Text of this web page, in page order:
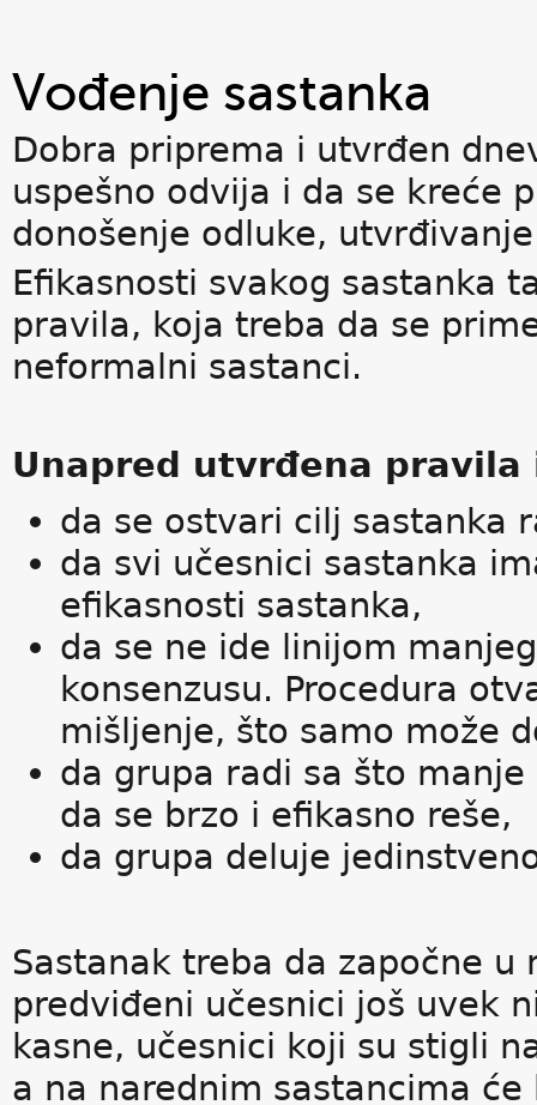
Vođenje sastanka
Dobra priprema i utvrđen
uspešno odvija i da se kreće
donošenje odluke,
Efikasnosti svakog sastanka
pravila, koja treba da se
neformalni sastanci.
Unapred utvrđena
da se ostvari cilj sastanka
da svi učesnici sastanka
efikasnosti sastanka,
da se ne ide linijom
konsenzusu. Procedura
mišljenje, što samo može
da grupa radi sa što
da se brzo i efikasno reše,
da grupa deluje
Sastanak treba da započne
predviđeni učesnici još uvek
kasne, učesnici koji su stigli
a na narednim sastancima